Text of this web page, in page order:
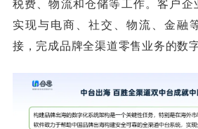
税费、物流和仓储等工作。客户企
实现与电商、社交、物流、金融
接，完成品牌全渠道零售业务的数字